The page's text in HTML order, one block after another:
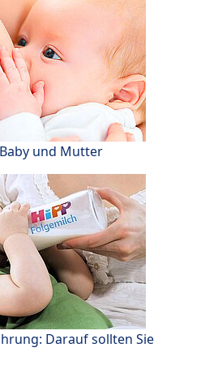
und Mutter
Darauf sollten Sie